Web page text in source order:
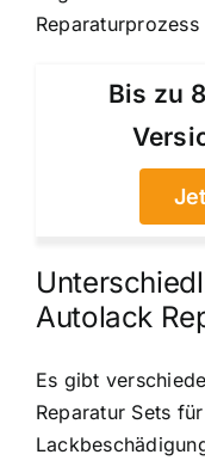
Bis zu
Autolack
Es gibt
Reparatur Sets